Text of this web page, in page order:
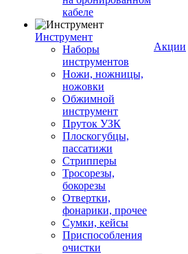
кабеле
Инструмент
Наборы
инструментов
Ножи, ножницы,
ножовки
Обжимной
инструмент
Пруток УЗК
Плоскогубцы,
пассатижи
Стрипперы
Тросорезы,
бокорезы
Отвертки,
фонарики, прочее
Сумки, кейсы
Приспособления
очистки
Акции